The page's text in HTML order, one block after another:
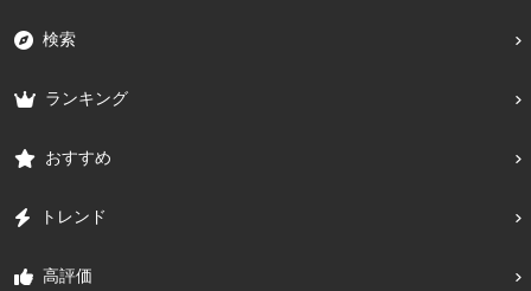
検索
ランキング
おすすめ
トレンド
高評価